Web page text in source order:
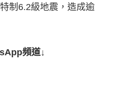
制6.2級地震，造成逾
頻道↓